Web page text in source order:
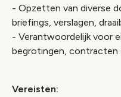
- Opzetten van diverse
briefings, verslagen,
- Verantwoordelijk voor
begrotingen, contracten
Vereisten: